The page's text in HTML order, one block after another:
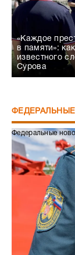
«Каждое
в памяти»:
известного
Сурова
Федеральные